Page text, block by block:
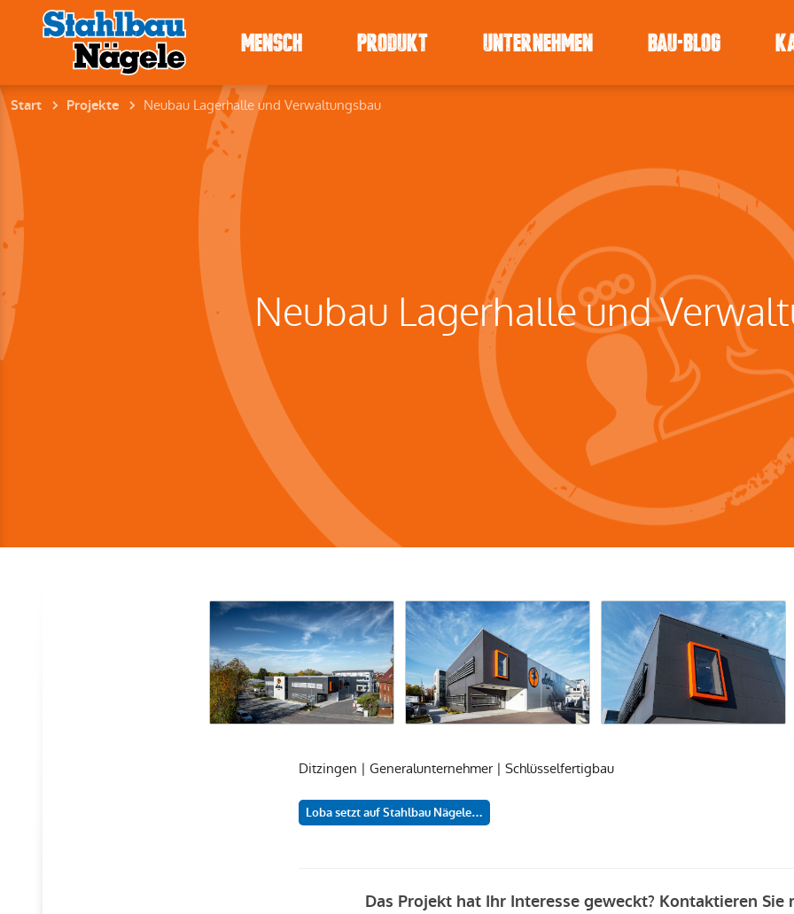
MENSCH PRODUKT UNTERNEHMEN BAU-BLOG
Start Projekte Neubau Lagerhalle und Verwaltungsbau
Neubau Lagerhalle und
Ditzingen | Generalunternehmer | Schlüsselfertigbau
Loba setzt auf Stahlbau Nägele…
Das Projekt hat Ihr Interesse geweckt? Kontaktieren Sie